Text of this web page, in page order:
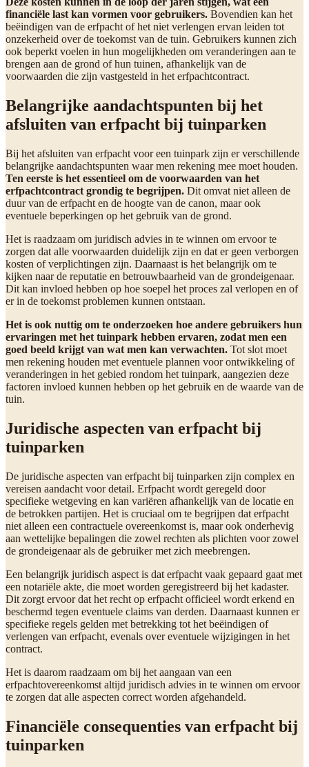
financiële last kan vormen voor gebruikers. Bovendien kan het
beëindigen van de erfpacht of het niet verlengen ervan leiden tot
onzekerheid over de toekomst van de tuin. Gebruikers kunnen zich
ook beperkt voelen in hun mogelijkheden om veranderingen aan te
brengen aan de grond of hun tuinen, afhankelijk van de
voorwaarden die zijn vastgesteld in het erfpachtcontract.
Belangrijke aandachtspunten bij het
afsluiten van erfpacht bij tuinparken
Bij het afsluiten van erfpacht voor een tuinpark zijn er verschillende
belangrijke aandachtspunten waar men rekening mee moet houden.
Ten eerste is het essentieel om de voorwaarden van het
erfpachtcontract grondig te begrijpen. Dit omvat niet alleen de
duur van de erfpacht en de hoogte van de canon, maar ook
eventuele beperkingen op het gebruik van de grond.
Het is raadzaam om juridisch advies in te winnen om ervoor te
zorgen dat alle voorwaarden duidelijk zijn en dat er geen verborgen
kosten of verplichtingen zijn. Daarnaast is het belangrijk om te
kijken naar de reputatie en betrouwbaarheid van de grondeigenaar.
Dit kan invloed hebben op hoe soepel het proces zal verlopen en of
er in de toekomst problemen kunnen ontstaan.
Het is ook nuttig om te onderzoeken hoe andere gebruikers hun
ervaringen met het tuinpark hebben ervaren, zodat men een
goed beeld krijgt van wat men kan verwachten. Tot slot moet
men rekening houden met eventuele plannen voor ontwikkeling of
veranderingen in het gebied rondom het tuinpark, aangezien deze
factoren invloed kunnen hebben op het gebruik en de waarde van de
tuin.
Juridische aspecten van erfpacht bij
tuinparken
De juridische aspecten van erfpacht bij tuinparken zijn complex en
vereisen aandacht voor detail. Erfpacht wordt geregeld door
specifieke wetgeving en kan variëren afhankelijk van de locatie en
de betrokken partijen. Het is cruciaal om te begrijpen dat erfpacht
niet alleen een contractuele overeenkomst is, maar ook onderhevig
aan wettelijke bepalingen die zowel rechten als plichten voor zowel
de grondeigenaar als de gebruiker met zich meebrengen.
Een belangrijk juridisch aspect is dat erfpacht vaak gepaard gaat met
een notariële akte, die moet worden geregistreerd bij het kadaster.
Dit zorgt ervoor dat het recht op erfpacht officieel wordt erkend en
beschermd tegen eventuele claims van derden. Daarnaast kunnen er
specifieke regels gelden met betrekking tot het beëindigen of
verlengen van erfpacht, evenals over eventuele wijzigingen in het
contract.
Het is daarom raadzaam om bij het aangaan van een
erfpachtovereenkomst altijd juridisch advies in te winnen om ervoor
te zorgen dat alle aspecten correct worden afgehandeld.
Financiële consequenties van erfpacht bij
tuinparken